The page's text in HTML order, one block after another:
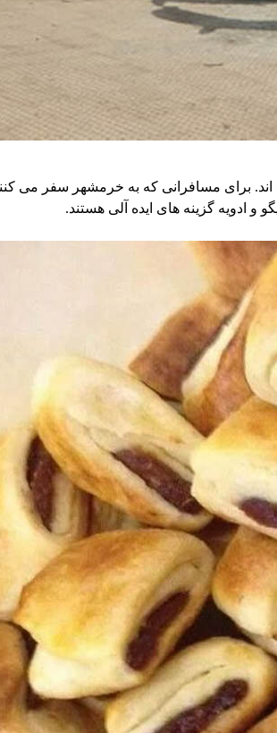
برای مسافرانی که به خرمشهر سفر می
ادویه گزینه های ایده آلی هستند.